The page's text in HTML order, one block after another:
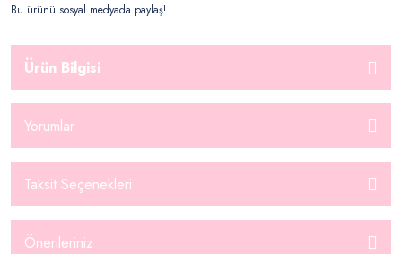
Bu ürünü sosyal medyada paylaş!
Ürün Bilgisi
Yorumlar
Taksit Seçenekleri
Önerileriniz